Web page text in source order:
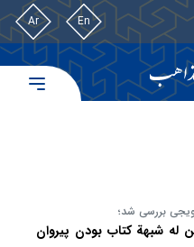
En
Ar
بررسی شد؛
له شبهة کتاب بودن پیروان